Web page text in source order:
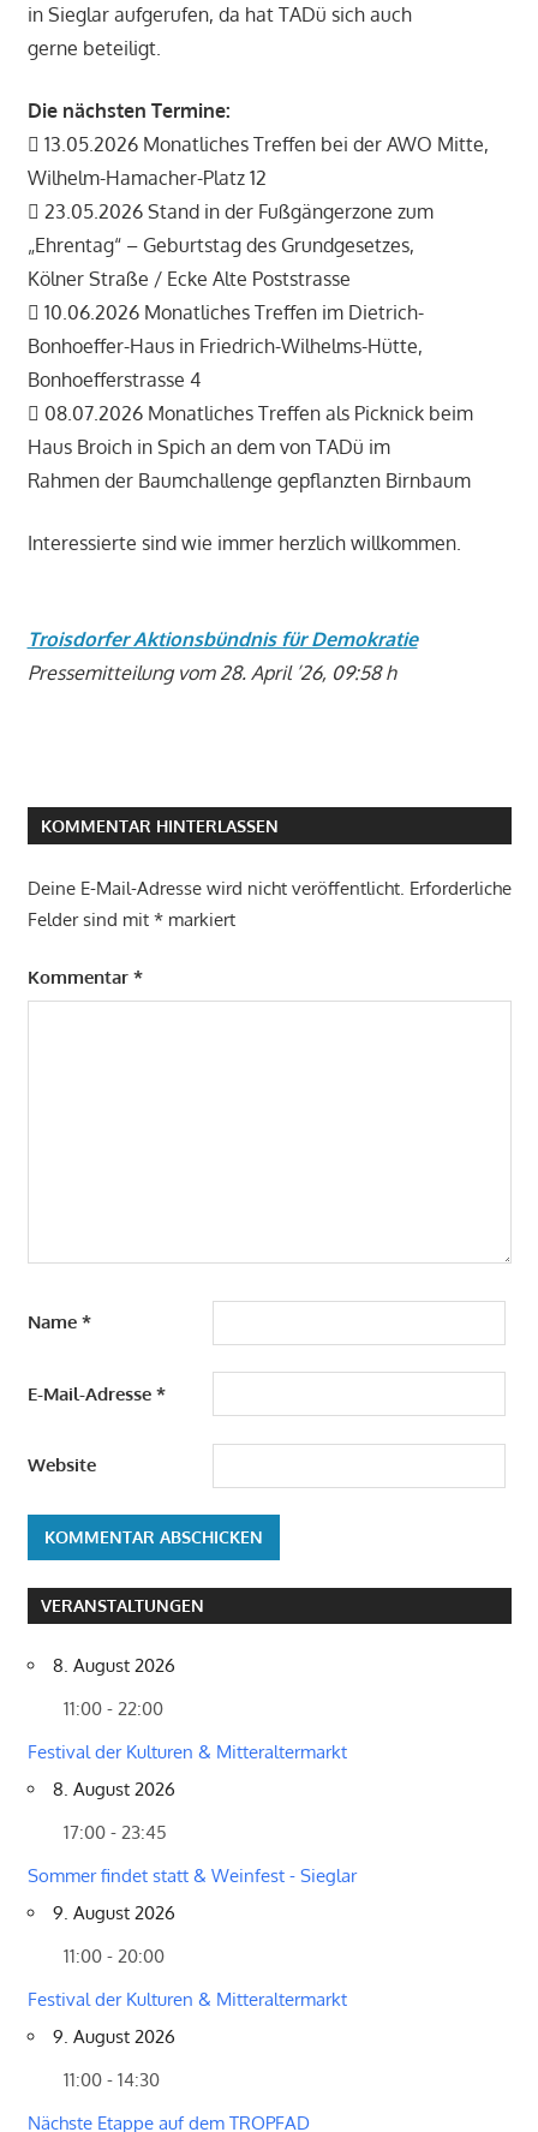
in Sieglar aufgerufen, da hat TADü sich auch
gerne beteiligt.
Die nächsten Termine:
 13.05.2026 Monatliches Treffen bei der AWO Mitte,
Wilhelm-Hamacher-Platz 12
 23.05.2026 Stand in der Fußgängerzone zum
„Ehrentag“ – Geburtstag des Grundgesetzes,
Kölner Straße / Ecke Alte Poststrasse
 10.06.2026 Monatliches Treffen im Dietrich-
Bonhoeffer-Haus in Friedrich-Wilhelms-Hütte,
Bonhoefferstrasse 4
 08.07.2026 Monatliches Treffen als Picknick beim
Haus Broich in Spich an dem von TADü im
Rahmen der Baumchallenge gepflanzten Birnbaum
Interessierte sind wie immer herzlich willkommen.
Troisdorfer Aktionsbündnis für Demokratie
Pressemitteilung vom 28. April ’26, 09:58 h
KOMMENTAR HINTERLASSEN
Deine E-Mail-Adresse wird nicht veröffentlicht. Erforderliche
Felder sind mit *markiert
Kommentar *
Name *
E-Mail-Adresse *
Website
VERANSTALTUNGEN
8. August 2026
11:00 - 22:00
Festival der Kulturen & Mitteraltermarkt
8. August 2026
17:00 - 23:45
Sommer findet statt & Weinfest - Sieglar
9. August 2026
11:00 - 20:00
Festival der Kulturen & Mitteraltermarkt
9. August 2026
11:00 - 14:30
Nächste Etappe auf dem TROPFAD